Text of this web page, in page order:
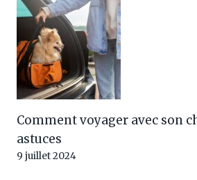
Comment voyager avec son
astuces
9 juillet 2024